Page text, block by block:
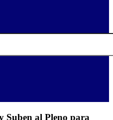
Suben al Pleno para